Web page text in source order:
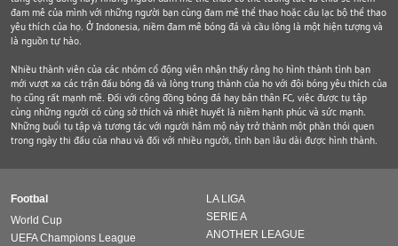
đam mê của mình với những người bạn cùng đam mê thể thao hoặc câu lạc bộ thể thao
yêu thích của họ. Ở Indonesia, niềm đam mê bóng đá và cầu lông là một hiện tượng và
là nguồn tự hào.
Nhiều thành viên của các nhóm cổ động viên nhận thấy rằng họ hình thành tình bạn
mới vượt xa các trận đấu bóng đá và lòng trung thành của họ với đội bóng yêu thích của
họ cũng rất mạnh mẽ. Đối với cộng đồng bóng đá hay bản thân FC, việc được tụ tập
cùng những người có cùng sở thích và nhiệt huyết là niềm hạnh phúc và sức mạnh.
Những buổi tụ tập và tương tác với người hâm mộ này trở thành một phần thói quen
trong ngày thi đấu của nhau và đối với nhiều người, tình bạn lâu dài được hình thành.
Footbal
World Cup
UEFA Champions League
LA LIGA
SERIE A
ANOTHER LEAGUE